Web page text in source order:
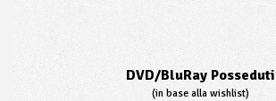
DVD/BluRay Posseduti
(in base alla wishlist)